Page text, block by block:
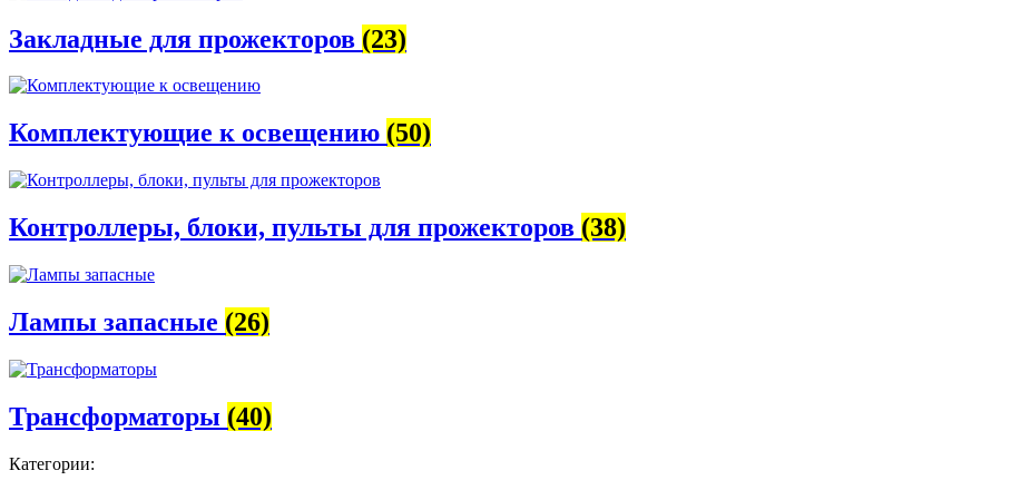
Закладные для прожекторов (23)
Комплектующие к освещению (50)
Контроллеры, блоки, пульты для прожекторов (38)
Лампы запасные (26)
Трансформаторы (40)
Категории: